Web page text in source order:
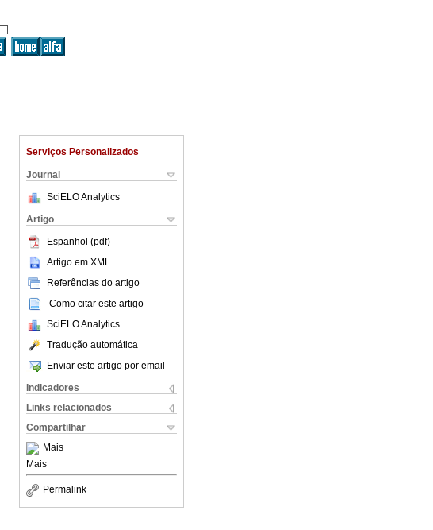
Serviços Personalizados
Journal
SciELO Analytics
Artigo
Espanhol (pdf)
Artigo em XML
Referências do artigo
Como citar este artigo
SciELO Analytics
Tradução automática
Enviar este artigo por email
Indicadores
Links relacionados
Compartilhar
Mais
Mais
Permalink